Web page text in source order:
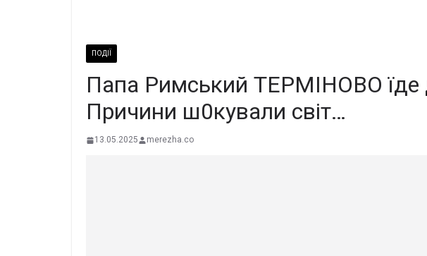
ПОДІЇ
Пaпa Pимcький ТEPМIHOBO їдe
Пpичини ш0кyвaли cвіт…
13.05.2025 merezha.co